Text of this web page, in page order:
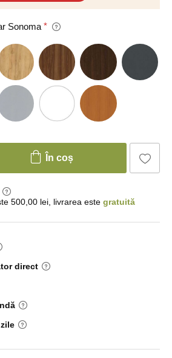
Sonoma
În coș
500,00 lei, livrarea este gratuită
direct